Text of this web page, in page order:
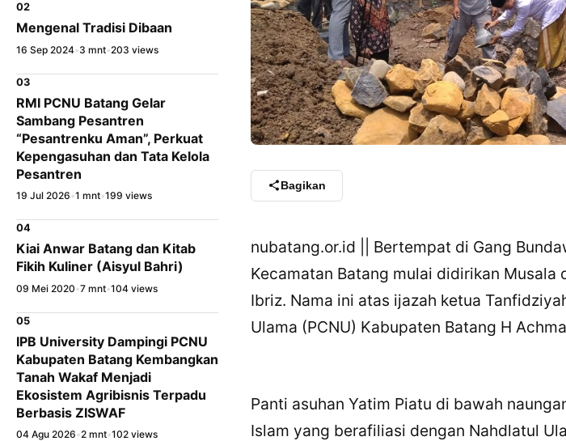
02
Mengenal Tradisi Dibaan
16 Sep 2024•3 mnt•203 views
03
RMI PCNU Batang Gelar
Sambang Pesantren
“Pesantrenku Aman”, Perkuat
Kepengasuhan dan Tata Kelola
Pesantren
19 Jul 2026 •1 mnt•199 views
04
Kiai Anwar Batang dan Kitab
Fikih Kuliner (Aisyul Bahri)
09 Mei 2020 •7 mnt•104 views
05
IPB University Dampingi PCNU
Kabupaten Batang Kembangkan
Tanah Wakaf Menjadi
Ekosistem Agribisnis Terpadu
Berbasis ZISWAF
04 Agu 2026 •2 mnt•102 views
Bagikan
nubatang.or.id || Bertempat di Gang
Kecamatan Batang mulai didirikan Musala
Ibriz. Nama ini atas ijazah ketua
Ulama (PCNU) Kabupaten Batang H
Panti asuhan Yatim Piatu di bawah
Islam yang berafiliasi dengan Nahdlatul